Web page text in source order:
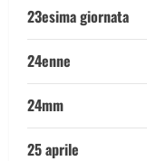
23esima giornata
24enne
24mm
25 aprile